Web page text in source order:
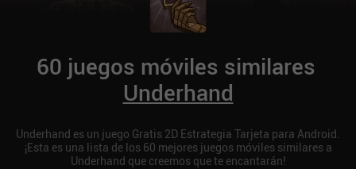
60 juegos móviles similares
Underhand
Underhand es un juego Gratis 2D Estrategia Tarjeta para Android.
¡Esta es una lista de los 60 mejores juegos móviles similares a
Underhand que creemos que te encantarán!